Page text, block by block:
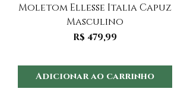
Moletom Ellesse Italia Capuz
Masculino
Preço
R$ 479,99
Adicionar ao carrinho